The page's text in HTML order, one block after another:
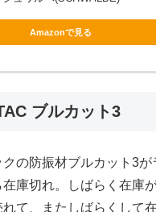
Amazonで見る
ブルカット3
の防振材ブルカット3が
庫切れ。しばらく在庫
て、またしばらくして